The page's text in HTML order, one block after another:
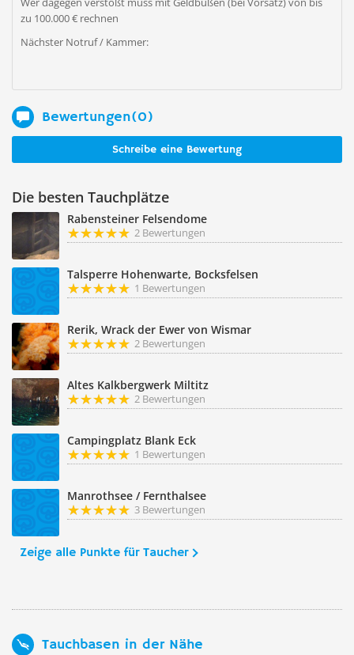
zu 100.000 € rechnen
Nächster Notruf / Kammer:
Bewertungen(0)
Schreibe eine Bewertung
Die besten Tauchplätze
Rabensteiner Felsendome
2 Bewertungen
Talsperre Hohenwarte, Bocksfelsen
1 Bewertungen
Rerik, Wrack der Ewer von Wismar
2 Bewertungen
Altes Kalkbergwerk Miltitz
2 Bewertungen
Campingplatz Blank Eck
1 Bewertungen
Manrothsee / Fernthalsee
3 Bewertungen
Zeige alle Punkte für Taucher
Tauchbasen in der Nähe